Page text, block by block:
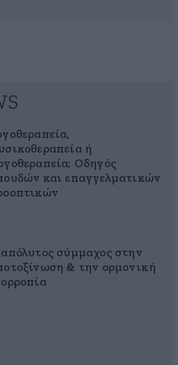
ή
Οδηγός
και επαγγελματικών
σύμμαχος στην
& την ορμονική